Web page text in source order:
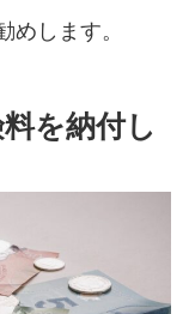
めします。
を納付し